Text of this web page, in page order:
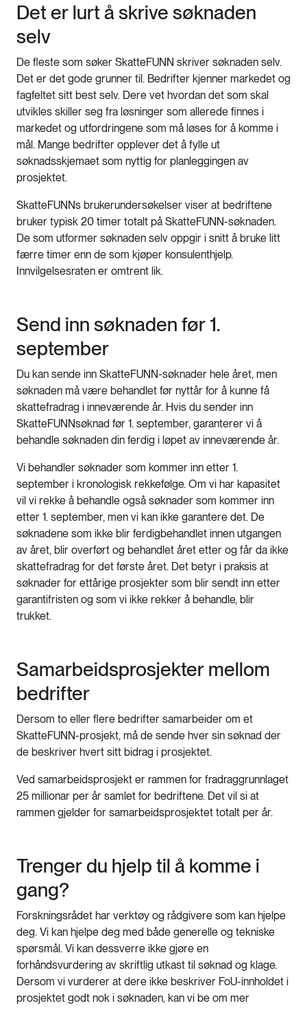
Det er lurt å skrive søknaden
selv
De fleste som søker SkatteFUNN skriver søknaden selv.
Det er det gode grunner til. Bedrifter kjenner markedet og
fagfeltet sitt best selv. Dere vet hvordan det som skal
utvikles skiller seg fra løsninger som allerede finnes i
markedet og utfordringene som må løses for å komme i
mål. Mange bedrifter opplever det å fylle ut
søknadsskjemaet som nyttig for planleggingen av
prosjektet.
SkatteFUNNs brukerundersøkelser viser at bedriftene
bruker typisk 20 timer totalt på SkatteFUNN-søknaden.
De som utformer søknaden selv oppgir i snitt å bruke litt
færre timer enn de som kjøper konsulenthjelp.
Innvilgelsesraten er omtrent lik.
Send inn søknaden før 1.
september
Du kan sende inn SkatteFUNN-søknader hele året, men
søknaden må være behandlet før nyttår for å kunne få
skattefradrag i inneværende år. Hvis du sender inn
SkatteFUNNsøknad før 1. september, garanterer vi å
behandle søknaden din ferdig i løpet av inneværende år.
Vi behandler søknader som kommer inn etter 1.
september i kronologisk rekkefølge. Om vi har kapasitet
vil vi rekke å behandle også søknader som kommer inn
etter 1. september, men vi kan ikke garantere det. De
søknadene som ikke blir ferdigbehandlet innen utgangen
av året, blir overført og behandlet året etter og får da ikke
skattefradrag for det første året. Det betyr i praksis at
søknader for ettårige prosjekter som blir sendt inn etter
garantifristen og som vi ikke rekker å behandle, blir
trukket.
Samarbeidsprosjekter mellom
bedrifter
Dersom to eller flere bedrifter samarbeider om et
SkatteFUNN-prosjekt, må de sende hver sin søknad der
de beskriver hvert sitt bidrag i prosjektet.
Ved samarbeidsprosjekt er rammen for fradraggrunnlaget
25 millionar per år samlet for bedriftene. Det vil si at
rammen gjelder for samarbeidsprosjektet totalt per år.
Trenger du hjelp til å komme i
gang?
Forskningsrådet har verktøy og rådgivere som kan hjelpe
deg. Vi kan hjelpe deg med både generelle og tekniske
spørsmål. Vi kan dessverre ikke gjøre en
forhåndsvurdering av skriftlig utkast til søknad og klage.
Dersom vi vurderer at dere ikke beskriver FoU-innholdet i
prosjektet godt nok i søknaden, kan vi be om mer